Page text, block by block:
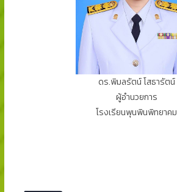
ดร.พิมลรัตน์ โสธารัตน์
ผู้อำนวยการ
โรงเรียนพุนพินพิทยาคม